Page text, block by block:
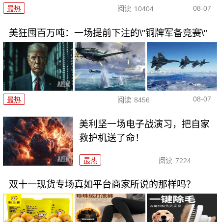
最热 阅读 10404 08-07
美狂囤百万吨：一场提前下注的\"铜牌军备竞赛\"
最热 阅读 8456 08-07
美利坚一场电子战演习，把自家
救护机送了命！
最热 阅读 7224
双十一现货专场真如平台商家所说的那样吗？